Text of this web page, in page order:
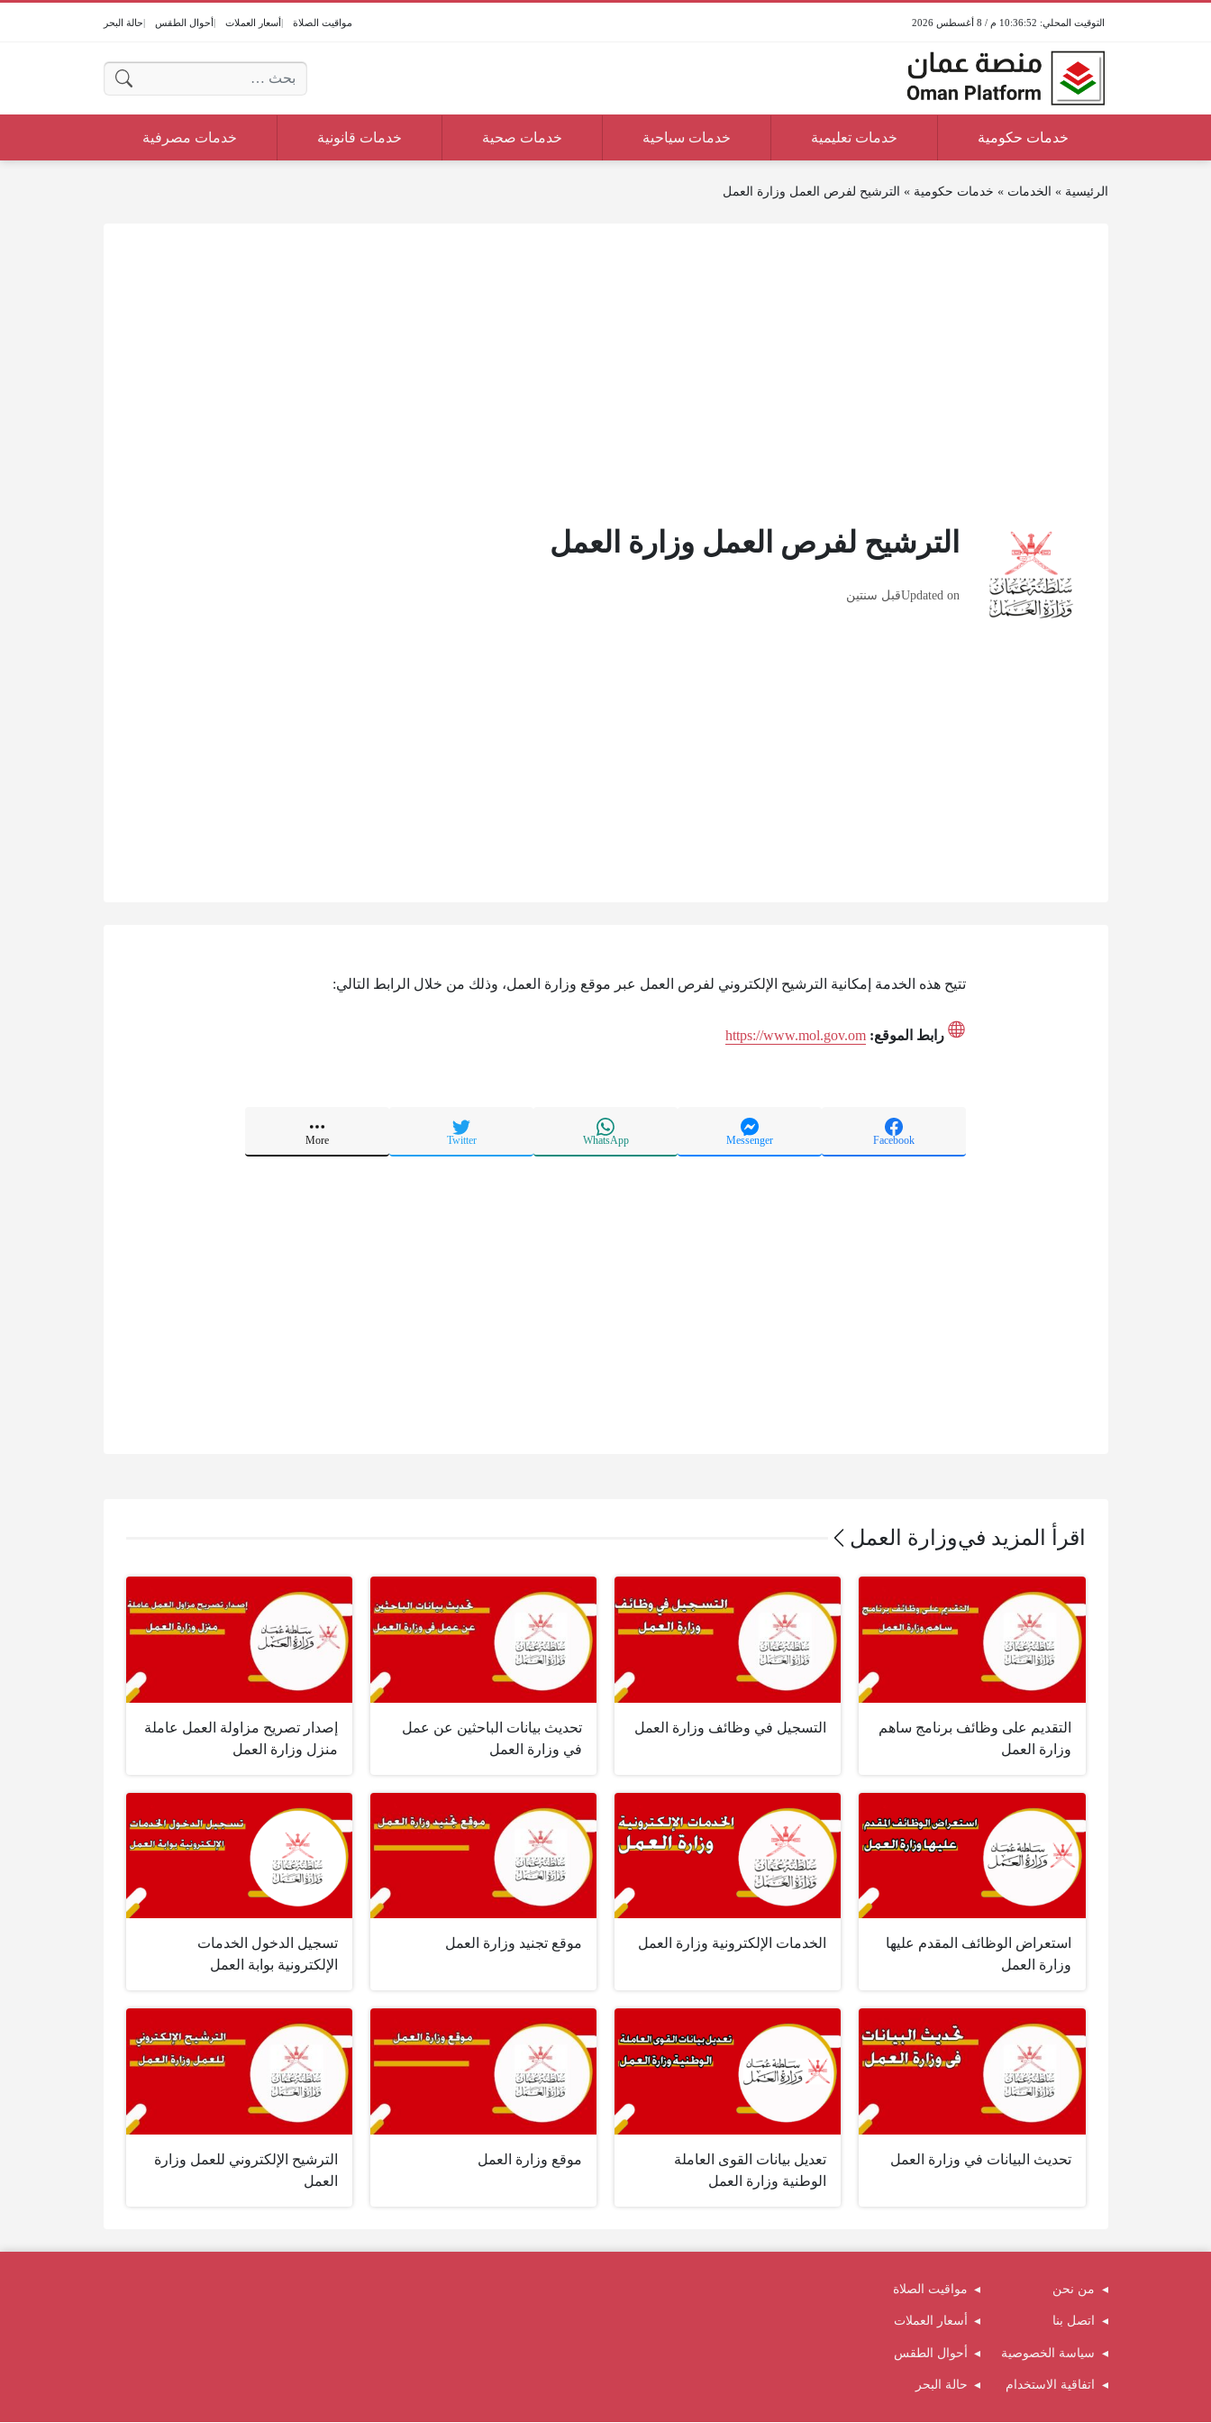
10:36:53 م / 8 أغسطس 2026 مواقيت الصلاة أسعار العملات أحوال الطقس حالة البحر
البحث عن:
خدمات حكومية خدمات تعليمية خدمات سياحية خدمات صحية خدمات قانونية خدمات مصرفية
الرئيسية » الخدمات » خدمات حكومية » الترشيح لفرص العمل وزارة العمل
الترشيح لفرص العمل وزارة العمل
Updated onقبل سنتين
تتيح هذه الخدمة إمكانية الترشيح الإلكتروني لفرص العمل عبر موقع وزارة العمل، وذلك من خلال الرابط التالي:
رابط الموقع: https://www.mol.gov.om
Facebook
Messenger
WhatsApp
Twitter
More
اقرأ المزيد فيوزارة العمل
التقديم على وظائف برنامج ساهم
وزارة العمل
التسجيل في وظائف وزارة العمل
تحديث بيانات الباحثين عن عمل
في وزارة العمل
إصدار تصريح مزاولة العمل عاملة
منزل وزارة العمل
استعراض الوظائف المقدم عليها
وزارة العمل
الخدمات الإلكترونية وزارة العمل موقع تجنيد وزارة العمل
تسجيل الدخول الخدمات
الإلكترونية بوابة العمل
تحديث البيانات في وزارة العمل
تعديل بيانات القوى العاملة
الوطنية وزارة العمل
موقع وزارة العمل
الترشيح الإلكتروني للعمل وزارة
العمل
من نحن
اتصل بنا
سياسة الخصوصية
اتفاقية الاستخدام
مواقيت الصلاة
أسعار العملات
أحوال الطقس
حالة البحر